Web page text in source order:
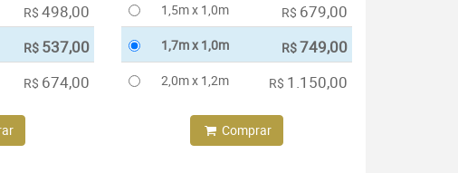
R$ 498,00
R$ 537,00
R$ 674,00
1,5m x 1,0m
R$ 679,00
1,7m x 1,0m R$749,00
2,0m x 1,2m R$ 1.150,00
Comprar